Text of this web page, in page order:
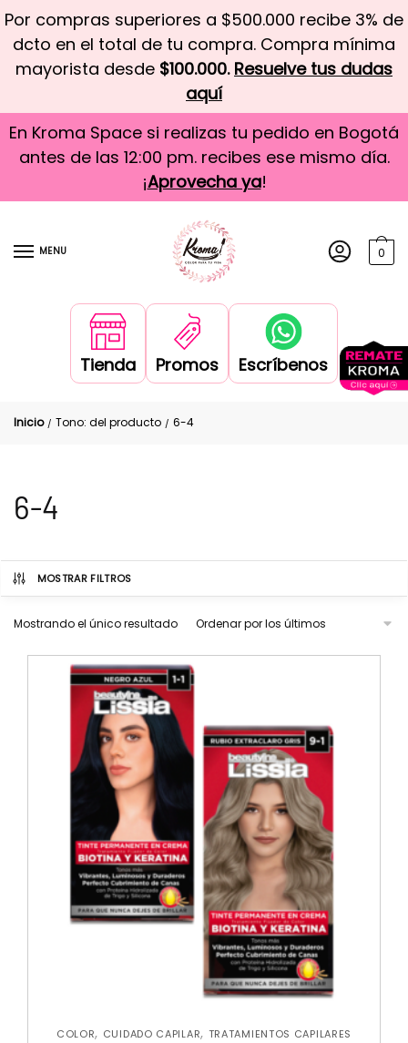
Por compras superiores a $500.000 recibe 3% de
dcto en el total de tu compra. Compra mínima
mayorista desde $100.000. Resuelve tus dudas
aquí
En Kroma Space si realizas tu pedido en Bogotá
antes de las 12:00 pm. recibes ese mismo día.
¡Aprovecha ya!
MENU 0
Tienda Promos Escríbenos
Inicio / Tono: del producto / 6-4
6-4
MOSTRAR FILTROS
Mostrando el único resultado
COLOR, CUIDADO CAPILAR, TRATAMIENTOS CAPILARES